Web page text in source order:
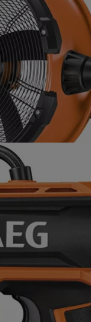
bubnový ventilátor
18
výrobku: x1
inflátor